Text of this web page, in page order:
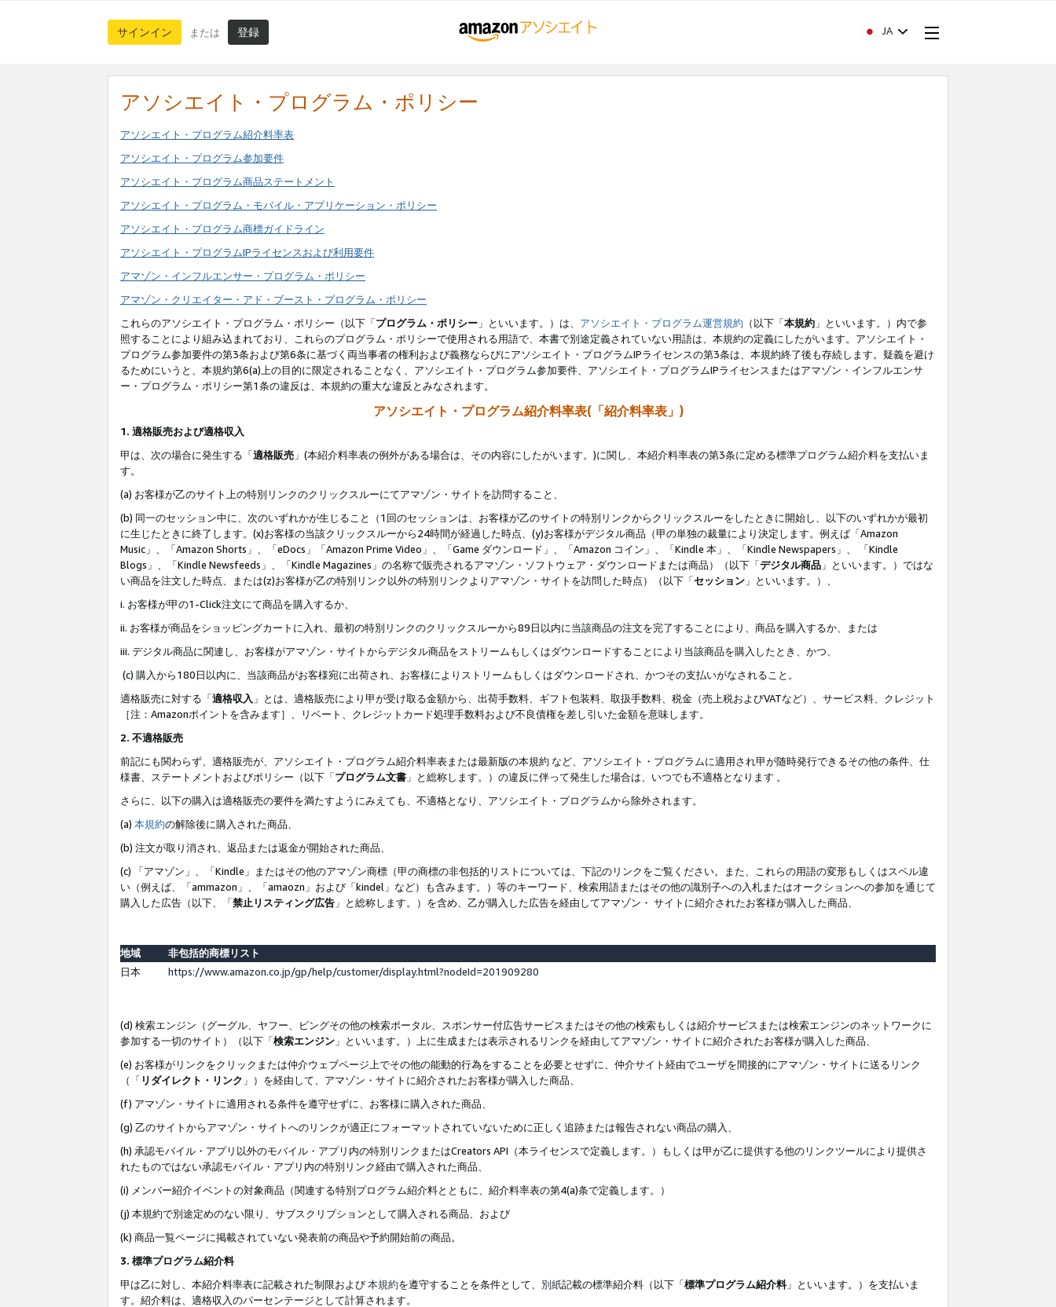
サインイン または 登録 JA
アソシエイト・プログラム・ポリシー
アソシエイト・プログラム紹介料率表
アソシエイト・プログラム参加要件
アソシエイト・プログラム商品ステートメント
アソシエイト・プログラム・モバイル・アプリケーション・ポリシー
アソシエイト・プログラム商標ガイドライン
アソシエイト・プログラムIPライセンスおよび利用要件
アマゾン・インフルエンサー・プログラム・ポリシー
アマゾン・クリエイター・アド・ブースト・プログラム・ポリシー
これらのアソシエイト・プログラム・ポリシー（以下「プログラム・ポリシー 」といいます。）は、 アソシエイト・プログラム運営規約 （以下「本規約 」といいます。）内で参
照することにより組み込まれており、これらのプログラム・ポリシーで使用される用語で、本書で別途定義されていない用語は、本規約の定義にしたがいます。アソシエイト・
プログラム参加要件の第3条および第6条に基づく両当事者の権利および義務ならびにアソシエイト・プログラムIPライセンスの第3条は、本規約終了後も存続します。疑義を避け
るためにいうと、本規約第6(a)上の目的に限定されることなく、アソシエイト・プログラム参加要件、アソシエイト・プログラムIPライセンスまたはアマゾン・インフルエンサ
ー・プログラム・ポリシー第1条の違反は、本規約の重大な違反とみなされます。
アソシエイト・プログラム紹介料率表(「紹介料率表」)
1. 適格販売および適格収入
甲は、次の場合に発生する「適格販売 」(本紹介料率表の例外がある場合は、その内容にしたがいます。)に関し、本紹介料率表の第3条に定める標準プログラム紹介料を支払いま
す。
(a) お客様が乙のサイト上の特別リンクのクリックスルーにてアマゾン・サイトを訪問すること、
(b) 同一のセッション中に、次のいずれかが生じること（1回のセッションは、お客様が乙のサイトの特別リンクからクリックスルーをしたときに開始し、以下のいずれかが最初
に生じたときに終了します。(x)お客様の当該クリックスルーから24時間が経過した時点、(y)お客様がデジタル商品（甲の単独の裁量により決定します。例えば「Amazon
Music」、「Amazon Shorts」、「eDocs」「Amazon Prime Video」、「Game ダウンロード」、「Amazon コイン」、「Kindle 本」、「Kindle Newspapers」、 「Kindle
Blogs」、「Kindle Newsfeeds」、「Kindle Magazines」の名称で販売されるアマゾン・ソフトウェア・ダウンロードまたは商品）（以下「デジタル商品 」といいます。）ではな
い商品を注文した時点、または(z)お客様が乙の特別リンク以外の特別リンクよりアマゾン・サイトを訪問した時点）（以下「セッション 」といいます。）、
i. お客様が甲の1-Click注文にて商品を購入するか、
ii. お客様が商品をショッピングカートに入れ、最初の特別リンクのクリックスルーから89日以内に当該商品の注文を完了することにより、商品を購入するか、または
iii. デジタル商品に関連し、お客様がアマゾン・サイトからデジタル商品をストリームもしくはダウンロードすることにより当該商品を購入したとき、かつ、
(c) 購入から180日以内に、当該商品がお客様宛に出荷され、お客様によりストリームもしくはダウンロードされ、かつその支払いがなされること。
適格販売に対する「適格収入 」とは、適格販売により甲が受け取る金額から、出荷手数料、ギフト包装料、取扱手数料、税金（売上税およびVATなど）、サービス料、クレジット
［注：Amazonポイントを含みます］、リベート、クレジットカード処理手数料および不良債権を差し引いた金額を意味します。
2. 不適格販売
前記にも関わらず、適格販売が、アソシエイト・プログラム紹介料率表または最新版の本規約 など、アソシエイト・プログラムに適用され甲が随時発行できるその他の条件、仕
様書、ステートメントおよびポリシー（以下「プログラム文書 」と総称します。）の違反に伴って発生した場合は、いつでも不適格となります 。
さらに、以下の購入は適格販売の要件を満たすようにみえても、不適格となり、アソシエイト・プログラムから除外されます。
(a) 本規約の解除後に購入された商品、
(b) 注文が取り消され、返品または返金が開始された商品、
(c) 「アマゾン」、「Kindle」またはその他のアマゾン商標（甲の商標の非包括的リストについては、下記のリンクをご覧ください。また、これらの用語の変形もしくはスペル違
い（例えば、「ammazon」、「amaozn」および「kindel」など）も含みます。）等のキーワード、検索用語またはその他の識別子への入札またはオークションへの参加を通じて
購入した広告（以下、「禁止リスティング広告 」と総称します。）を含め、乙が購入した広告を経由してアマゾン・ サイトに紹介されたお客様が購入した商品、
地域
非包括的商標リスト
日本
https://www.amazon.co.jp/gp/help/customer/display.html?nodeId=201909280
(d) 検索エンジン（グーグル、ヤフー、ビングその他の検索ポータル、スポンサー付広告サービスまたはその他の検索もしくは紹介サービスまたは検索エンジンのネットワークに
参加する一切のサイト）（以下「検索エンジン 」といいます。）上に生成または表示されるリンクを経由してアマゾン・サイトに紹介されたお客様が購入した商品、
(e) お客様がリンクをクリックまたは仲介ウェブページ上でその他の能動的行為をすることを必要とせずに、仲介サイト経由でユーザを間接的にアマゾン・サイトに送るリンク
（「 リダイレクト・リンク 」）を経由して、アマゾン・サイトに紹介されたお客様が購入した商品、
(f) アマゾン・サイトに適用される条件を遵守せずに、お客様に購入された商品、
(g) 乙のサイトからアマゾン・サイトへのリンクが適正にフォーマットされていないために正しく追跡または報告されない商品の購入、
(h) 承認モバイル・アプリ以外のモバイル・アプリ内の特別リンクまたはCreators API（本ライセンスで定義します。）もしくは甲が乙に提供する他のリンクツールにより提供さ
れたものではない承認モバイル・アプリ内の特別リンク経由で購入された商品、
(i) メンバー紹介イベントの対象商品（関連する特別プログラム紹介料とともに、紹介料率表の第4(a)条で定義します。）
(j) 本規約で別途定めのない限り、サブスクリプションとして購入される商品、および
(k) 商品一覧ページに掲載されていない発表前の商品や予約開始前の商品。
3. 標準プログラム紹介料
甲は乙に対し、本紹介料率表に記載された制限および本規約を遵守することを条件として、 別紙記載の標準紹介料（以下「標準プログラム紹介料」といいます。）を支払いま
す。紹介料は、適格収入のパーセンテージとして計算されます。